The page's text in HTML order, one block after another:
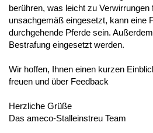
berühren, was leicht zu
unsachgemäß eingesetzt, kann eine
durchgehende Pferde sein.
Bestrafung eingesetzt werden.
Wir hoffen, Ihnen einen kurzen
freuen und über Feedback
Herzliche Grüße
Das ameco-Stalleinstreu Team